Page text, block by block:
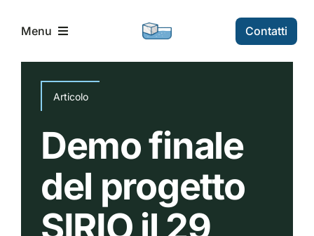
Menu
Home
Progetto
Partners
News
Contatti
Articolo
Demo finale
del progetto
SIRIO il 29